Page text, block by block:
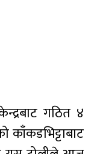
गठित ४
काँकडभिट्टाबाट